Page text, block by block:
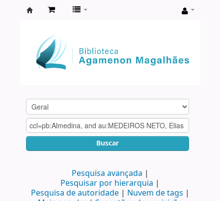
Agamenon
Magalhães
Buscar
Pesquisa avançada
Pesquisar por hierarquia
Pesquisa de autoridade
Nuvem de tags